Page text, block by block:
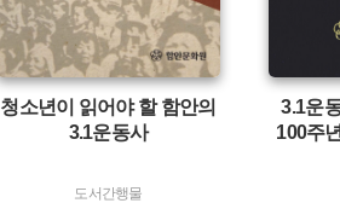
청소년이 읽어야 할 함안의
3.1운동사
도서간행물
3.1운
100주